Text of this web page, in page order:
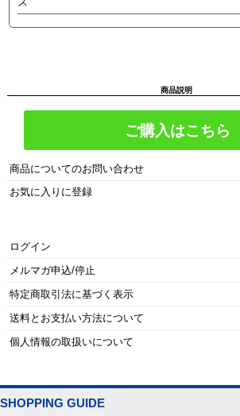
商品説明
ご購入はこちら
商品についてのお問い合わせ
お気に入りに登録
ログイン
メルマガ申込/停止
特定商取引法に基づく表示
送料とお支払い方法について
個人情報の取扱いについて
SHOPPING GUIDE